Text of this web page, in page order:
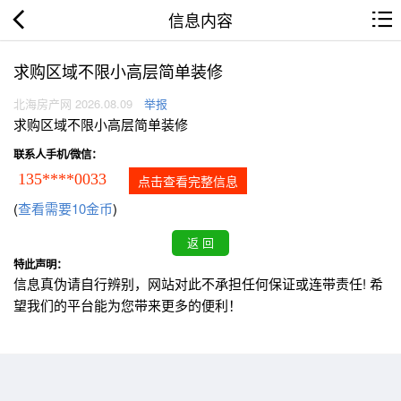
信息内容
求购区域不限小高层简单装修
北海房产网 2026.08.09 举报
求购区域不限小高层简单装修
联系人手机/微信：
135****0033 点击查看完整信息
(查看需要10金币)
特此声明：
信息真伪请自行辨别，网站对此不承担任何保证或连带责任! 希
望我们的平台能为您带来更多的便利！